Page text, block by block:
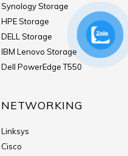
Synology Storage
HPE Storage
DELL Storage
IBM Lenovo Storage
Dell PowerEdge T550
NETWORKING
Linksys
Cisco